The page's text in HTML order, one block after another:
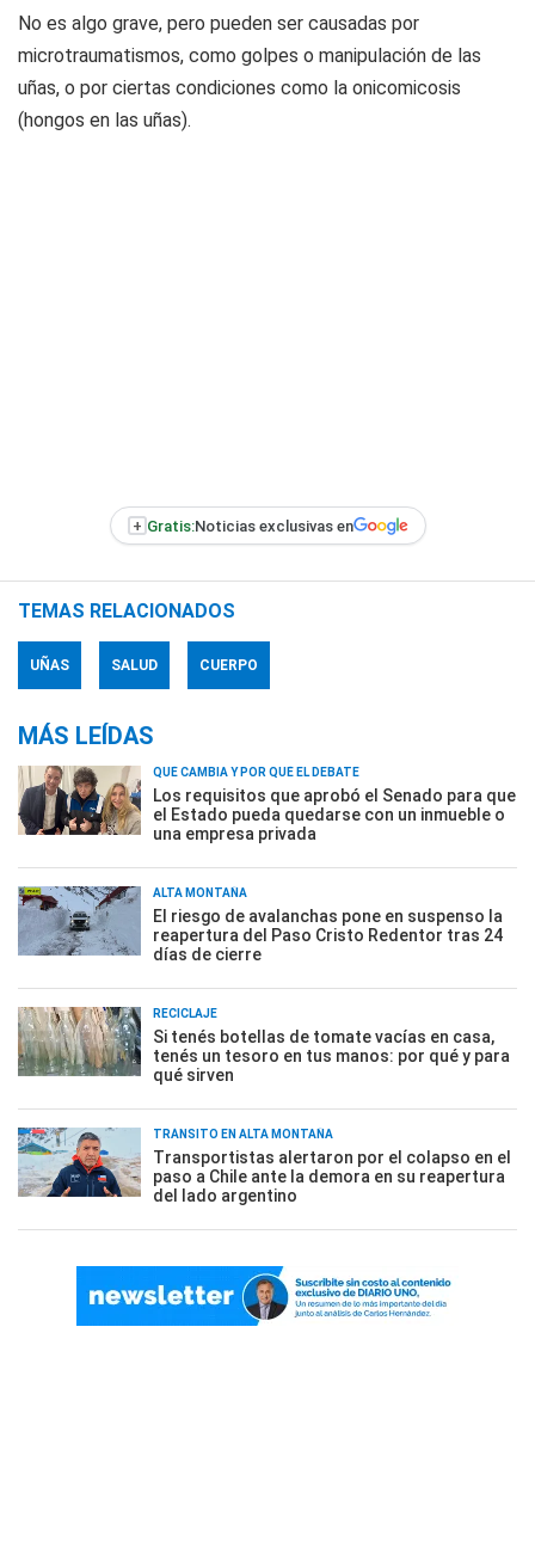
No es algo grave, pero pueden ser causadas por
microtraumatismos, como golpes o manipulación de las
uñas, o por ciertas condiciones como la onicomicosis
(hongos en las uñas).
+ Gratis:Noticias exclusivas en
TEMAS RELACIONADOS
UÑAS SALUD CUERPO
MÁS LEÍDAS
QUÉ CAMBIA Y POR QUÉ EL DEBATE
Los requisitos que aprobó el Senado para que
el Estado pueda quedarse con un inmueble o
una empresa privada
ALTA MONTAÑA
El riesgo de avalanchas pone en suspenso la
reapertura del Paso Cristo Redentor tras 24
días de cierre
RECICLAJE
Si tenés botellas de tomate vacías en casa,
tenés un tesoro en tus manos: por qué y para
qué sirven
TRÁNSITO EN ALTA MONTAÑA
Transportistas alertaron por el colapso en el
paso a Chile ante la demora en su reapertura
del lado argentino